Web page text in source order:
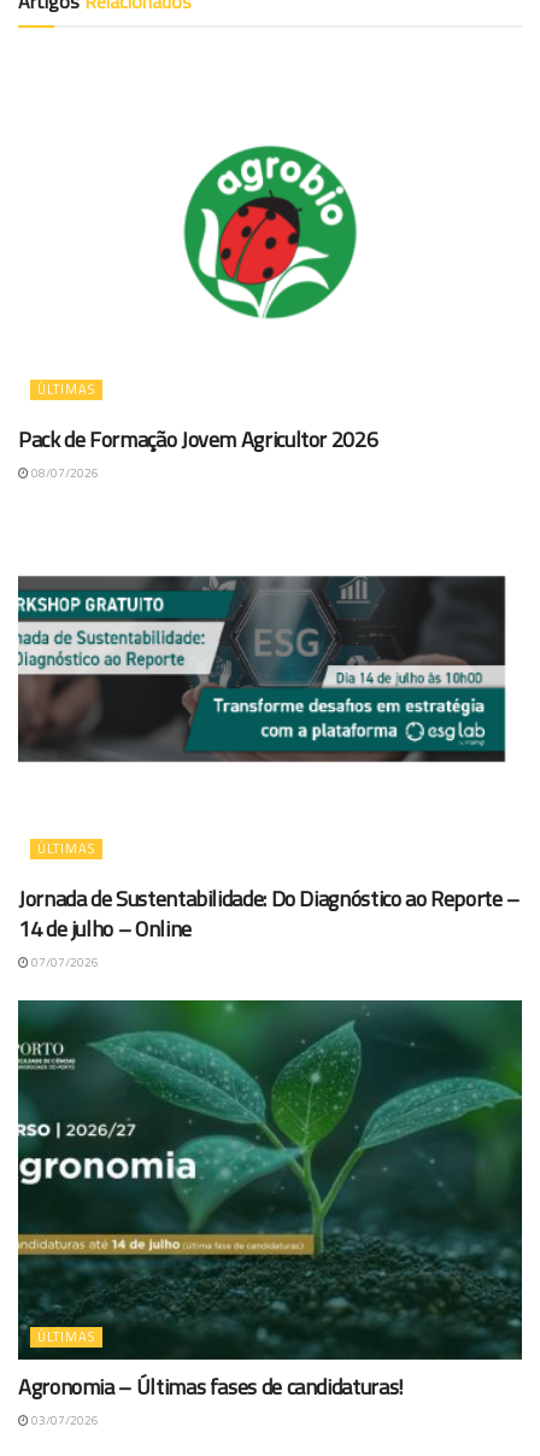
ÚLTIMAS
Pack de Formação Jovem Agricultor 2026
08/07/2026
ÚLTIMAS
Jornada de Sustentabilidade: Do Diagnóstico ao Reporte –
14 de julho – Online
07/07/2026
ÚLTIMAS
Agronomia – Últimas fases de candidaturas!
03/07/2026